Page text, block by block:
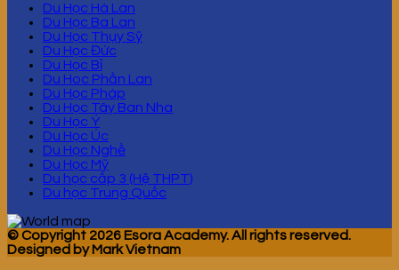
Du Học Hà Lan
Du Học Ba Lan
Du Học Thụy Sỹ
Du Học Đức
Du Học Bỉ
Du Hoc Phần Lan
Du Học Pháp
Du Học Tây Ban Nha
Du Học Ý
Du Học Úc
Du Học Nghề
Du Học Mỹ
Du học cấp 3 (Hệ THPT)
Du học Trung Quốc
© Copyright 2026 Esora Academy. All rights reserved.
Designed by Mark Vietnam